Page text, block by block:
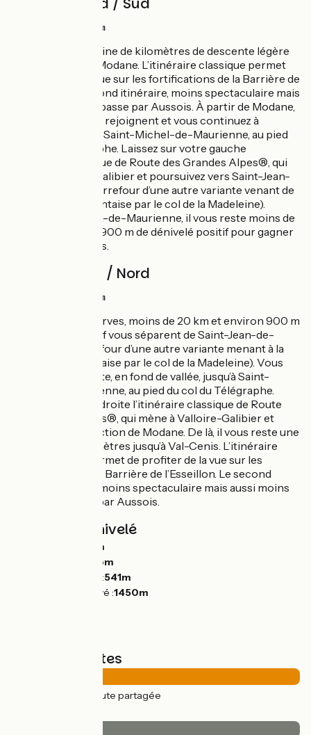
↗ 1152 m ↘ 1131 m
Une bonne vingtaine de kilomètres de descente légère
relie Val-Cenis à Modane. L’itinéraire classique permet
de profiter de la vue sur les fortifications de la Barrière de
l’Esseillon. Le second itinéraire, moins spectaculaire mais
moins fréquenté, passe par Aussois. À partir de Modane,
les deux routes se rejoignent et vous continuez à
descendre jusqu’à Saint-Michel-de-Maurienne, au pied
du col du Télégraphe. Laissez sur votre gauche
l’itinéraire classique de Route des Grandes Alpes®, qui
mène à Valloire-Galibier et poursuivez vers Saint-Jean-
de-Maurienne (carrefour d’une autre variante venant de
la vallée de la Tarentaise par le col de la Madeleine).
Depuis Saint-Jean-de-Maurienne, il vous reste moins de
20 km et environ 900 m de dénivelé positif pour gagner
Saint-Jean-d’Arves.
Itinéraire Sud / Nord
↗ 1131 m ↘ 1152 m
De Saint-Jean-d’Arves, moins de 20 km et environ 900 m
de dénivelé négatif vous séparent de Saint-Jean-de-
Maurienne (carrefour d’une autre variante menant à la
vallée de la Tarentaise par le col de la Madeleine). Vous
suivez alors la route, en fond de vallée, jusqu’à Saint-
Michel-de-Maurienne, au pied du col du Télégraphe.
Laissez sur votre droite l’itinéraire classique de Route
des Grandes Alpes®, qui mène à Valloire-Galibier et
remontez en direction de Modane. De là, il vous reste une
vingtaine de kilomètres jusqu’à Val-Cenis. L’itinéraire
classique vous permet de profiter de la vue sur les
fortifications de la Barrière de l’Esseillon. Le second
itinéraire, un peu moins spectaculaire mais aussi moins
fréquenté, passe par Aussois.
Pentes et dénivelé
1747m
1728m
Point le plus bas :541m
Point le plus élevé :1450m
Types de routes
(100%) Route partagée